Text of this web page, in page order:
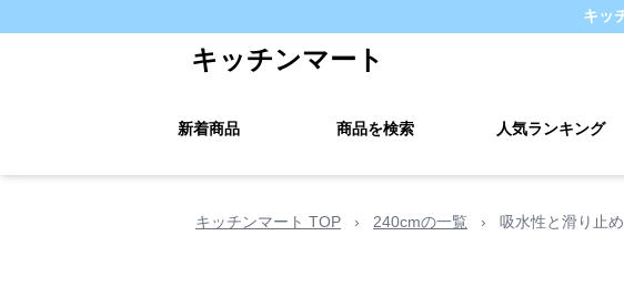
キッ
キッチンマート
新着商品 商品を検索 人気ランキング
キッチンマート TOP › 240cmの一覧 › 吸水性と滑り止